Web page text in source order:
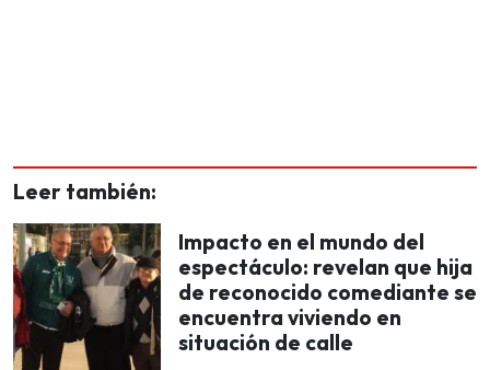
Leer también:
Impacto en el mundo del
espectáculo: revelan que hija
de reconocido comediante se
encuentra viviendo en
situación de calle